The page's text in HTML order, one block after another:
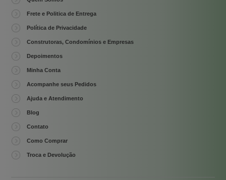
Frete e Politica de Entrega
Política de Privacidade
Construtoras, Condomínios e Empresas
Depoimentos
Minha Conta
Acompanhe seus Pedidos
Ajuda e Atendimento
Blog
Contato
Como Comprar
Troca e Devolução